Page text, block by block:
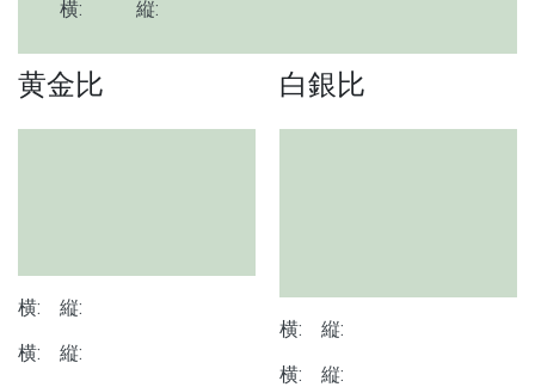
横:
縦:
黄金比
横:
縦:
横:
縦:
白銀比
横:
縦:
横:
縦: